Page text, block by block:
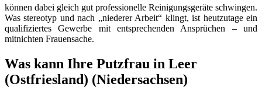
können dabei gleich gut professionelle Reinigungsgeräte schwingen.
Was stereotyp und nach „niederer Arbeit“ klingt, ist heutzutage ein
qualifiziertes Gewerbe mit entsprechenden Ansprüchen – und
mitnichten Frauensache.
Was kann Ihre Putzfrau in Leer
(Ostfriesland) (Niedersachsen)